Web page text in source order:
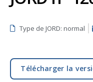
Type de JORD: normal
Télécharger la